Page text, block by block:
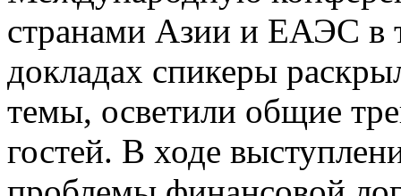
странами Азии и ЕАЭС в
докладах спикеры
темы, осветили общие
гостей. В ходе